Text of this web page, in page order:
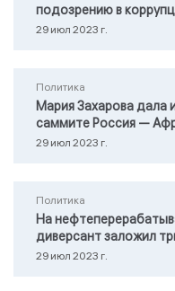
подозрению в
29 июл 2023 г.
Политика
Мария Захарова дала
саммите Россия —
29 июл 2023 г.
Политика
На
диверсант заложил
29 июл 2023 г.